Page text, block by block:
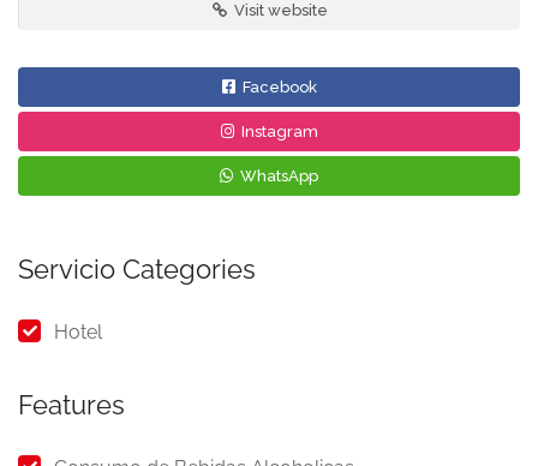
Visit website
Facebook
Instagram
WhatsApp
Servicio Categories
Hotel
Features